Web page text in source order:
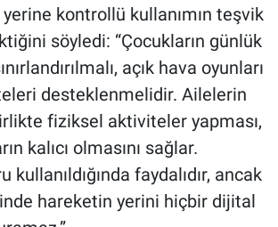
kontrollü kullanımın teşvik
söyledi: “Çocukların günlük
açık hava oyunları
desteklenmelidir. Ailelerin
fiziksel aktiviteler yapması,
kalıcı olmasını sağlar.
kullanıldığında faydalıdır, ancak
hareketin yerini hiçbir dijital